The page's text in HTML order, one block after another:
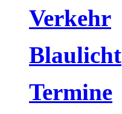
Verkehr
Blaulicht
Termine